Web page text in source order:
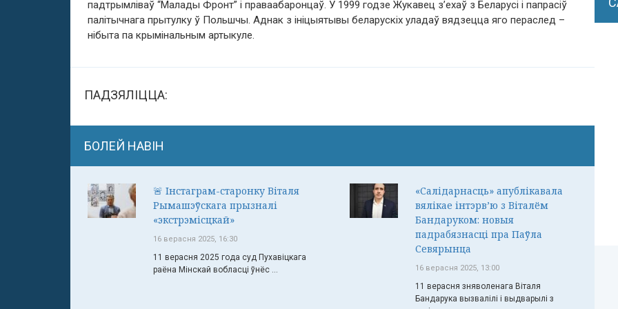
падтрымліваў “Малады Фронт” і праваабаронцаў. У 1999 годзе Жукавец з’ехаў з Беларусі і папрасіў
палітычнага прытулку ў Польшчы. Аднак з ініцыятывы беларускіх уладаў вядзецца яго пераслед –
нібыта па крымінальным артыкуле.
ПАДЗЯЛІЦЦА:
БОЛЕЙ НАВІН
🚨 Інстаграм-старонку Віталя
Рымашэўскага прызналі
«экстрэмісцкай»
16 верасня 2025, 16:30
11 верасня 2025 года суд Пухавіцкага
раёна Мінскай вобласці ўнёс ...
«Салідарнасць» апублікавала
вялікае інтэрв’ю з Віталём
Бандаруком: новыя
падрабязнасці пра Паўла
Севярынца
16 верасня 2025, 13:00
11 верасня зняволенага Віталя
Бандарука вызвалілі і выдварылі з